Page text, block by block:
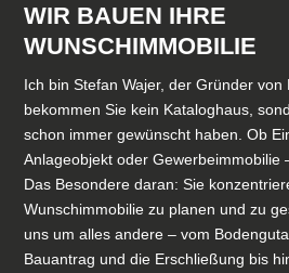
WIR BAUEN IHRE
WUNSCHIMMOBILIE
Ich bin Stefan Wajer, der Gründer von
bekommen Sie kein Kataloghaus,
schon immer gewünscht haben. Ob
Anlageobjekt oder Gewerbeimmobilie
Das Besondere daran: Sie
Wunschimmobilie zu planen und zu
uns um alles andere – vom
Bauantrag und die Erschließung bis